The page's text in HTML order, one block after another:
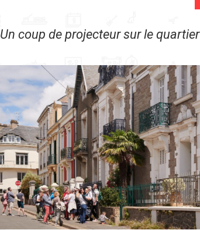
Un coup de projecteur sur le